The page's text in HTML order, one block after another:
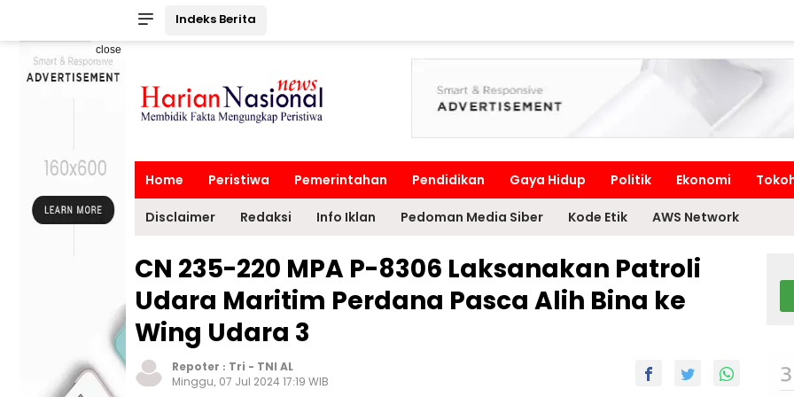
Indeks Berita
close
Home Peristiwa Pemerintahan Pendidikan Gaya Hidup Politik Ekonomi
Disclaimer Redaksi Info Iklan Pedoman Media Siber Kode Etik AWS Network
CN 235-220 MPA P-8306 Laksanakan Patroli
Udara Maritim Perdana Pasca Alih Bina ke
Wing Udara 3
Repoter : Tri - TNI AL
Minggu, 07 Jul 2024 17:19 WIB